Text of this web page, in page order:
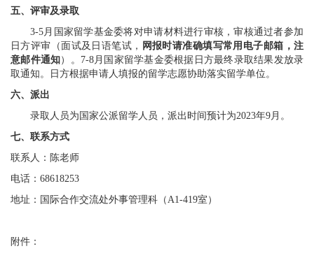
五、评审及录取
3-5 月国家留学基金委将对申请材料进行审核，审核通过者参加
日方评审（面试及日语笔试， 网报时请准确填写常用电子邮箱，注
意邮件通知 ）。 7-8月国家留学基金委根据日方最终录取结果发放录
取通知。日方根据申请人填报的留学志愿协助落实留学单位。
六、派出
录取人员为国家公派留学人员，派出时间预计为2023年9 月。
七、联系方式
联系人：陈老师
电话： 68618253
地址：国际合作交流处外事管理科（ A1-419室）
附件：